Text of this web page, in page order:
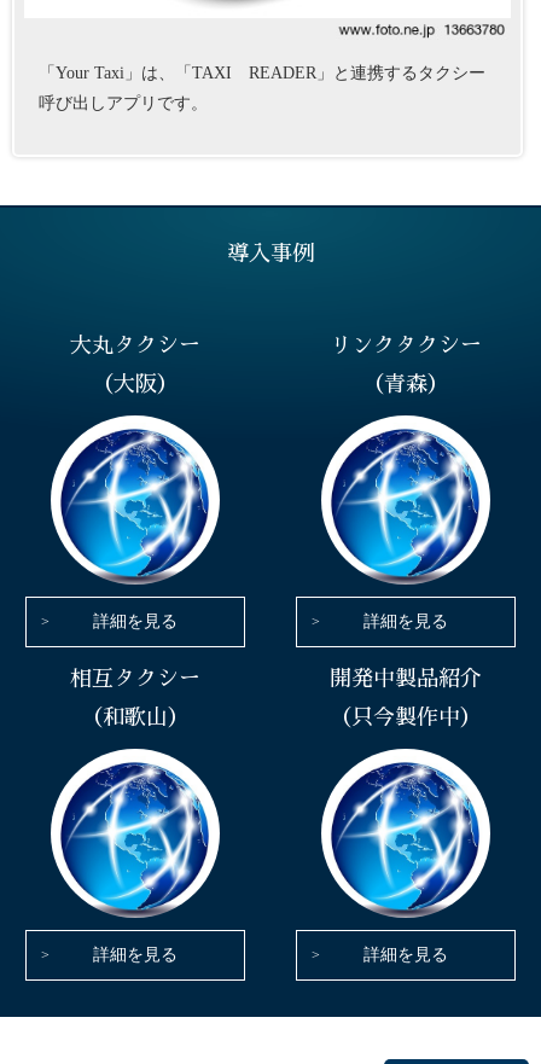
「Your Taxi」は、「TAXI READER」と連携するタクシー
呼び出しアプリです。
導入事例
大丸タクシー
（大阪）
詳細を見る
リンクタクシー
（青森）
詳細を見る
相互タクシー
（和歌山）
詳細を見る
開発中製品紹介
（只今製作中）
詳細を見る